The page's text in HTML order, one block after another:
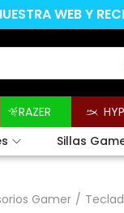
WEB Y
RAZER
Sillas
Gamer /